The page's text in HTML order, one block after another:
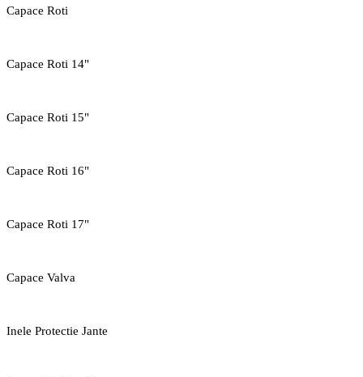
Capace Roti
Capace Roti 14"
Capace Roti 15"
Capace Roti 16"
Capace Roti 17"
Capace Valva
Inele Protectie Jante